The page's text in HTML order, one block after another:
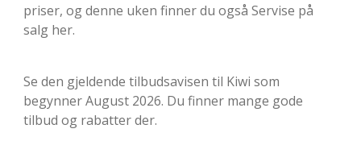
priser, og denne uken finner du også Servise på
salg her.
Se den gjeldende tilbudsavisen til Kiwi som
begynner August 2026. Du finner mange gode
tilbud og rabatter der.